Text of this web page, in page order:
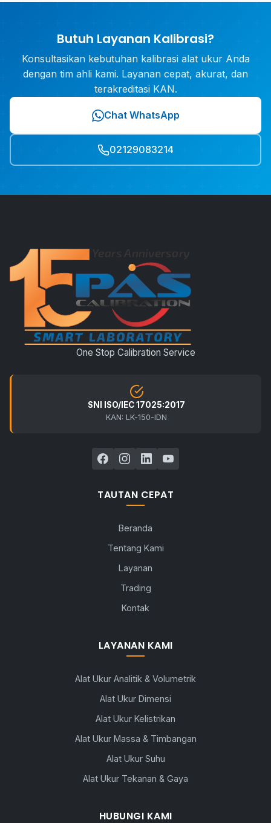
Butuh Layanan Kalibrasi?
Konsultasikan kebutuhan kalibrasi alat ukur Anda
dengan tim ahli kami. Layanan cepat, akurat, dan
terakreditasi KAN.
Chat WhatsApp
02129083214
One Stop Calibration Service
SNI ISO/IEC 17025:2017
KAN: LK-150-IDN
TAUTAN CEPAT
Beranda
Tentang Kami
Layanan
Trading
Kontak
LAYANAN KAMI
Alat Ukur Analitik & Volumetrik
Alat Ukur Dimensi
Alat Ukur Kelistrikan
Alat Ukur Massa & Timbangan
Alat Ukur Suhu
Alat Ukur Tekanan & Gaya
HUBUNGI KAMI